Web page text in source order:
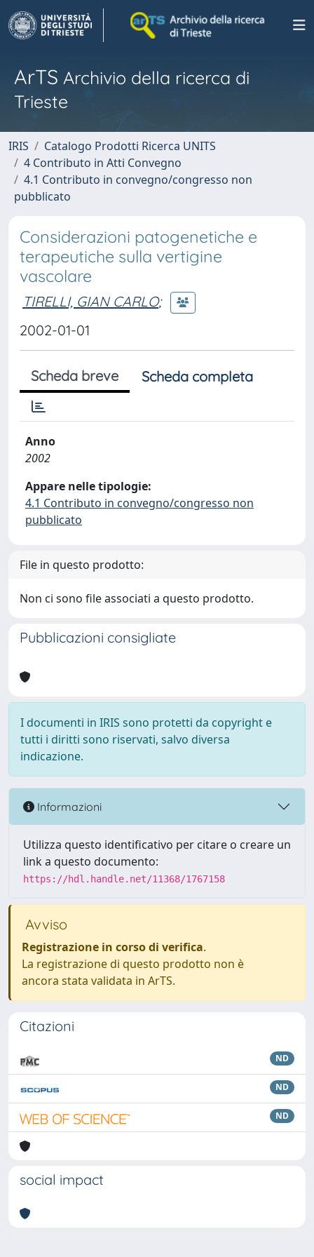
ArTS Archivio della ricerca di
Trieste
IRIS
Catalogo Prodotti Ricerca UNITS
4 Contributo in Atti Convegno
4.1 Contributo in convegno/congresso non
pubblicato
Considerazioni patogenetiche e
terapeutiche sulla vertigine
vascolare
TIRELLI, GIAN CARLO;
2002-01-01
Scheda breve Scheda completa
Anno
2002
Appare nelle tipologie:
4.1 Contributo in convegno/congresso non
pubblicato
File in questo prodotto:
Non ci sono file associati a questo prodotto.
Pubblicazioni consigliate
I documenti in IRIS sono protetti da copyright e
tutti i diritti sono riservati, salvo diversa
indicazione.
Informazioni
Utilizza questo identificativo per citare o creare un
link a questo documento:
https://hdl.handle.net/11368/1767158
Avviso
Registrazione in corso di verifica.
La registrazione di questo prodotto non è
ancora stata validata in ArTS.
Citazioni
ND
ND
ND
social impact